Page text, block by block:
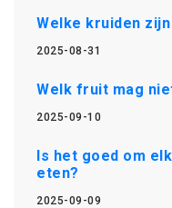
Welke kruiden
2025-08-31
Welk fruit mag
2025-09-10
Is het goed om
eten?
2025-09-09